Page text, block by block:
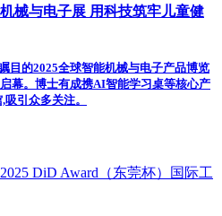
械与电子展 用科技筑牢儿童健
目的2025全球智能机械与电子产品博览
幕。博士有成携AI智能学习桌等核心产
引众多关注。